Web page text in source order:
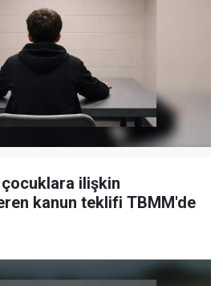
ilişkin
kanun teklifi TBMM'de